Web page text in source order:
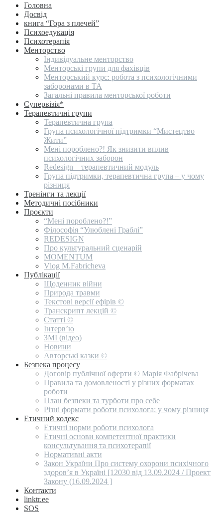
Головна
Досвід
книга “Гора з плечей”
Психоедукація
Психотерапія
Менторство
Індивідуальне менторство
Менторські групи для фахівців
Менторський курс: робота з психологічними
заборонами в ТА
Загальні правила менторської роботи
Супервізія*
Терапевтичні групи
Терапевтична група
Група психологічної підтримки “Мистецтво
Жити”
Мені пороблено?! Як знизити вплив
психологічних заборон
Redesign _ терапевтичний модуль
Група підтримки, терапевтична група – у чому
різниця
Тренінги та лекції
Методичні посібники
Проєкти
“Мені пороблено?!”
Філософія “Улюблені Граблі”
REDESIGN
Про культуральний сценарій
MOMENTUM
Vlog M.Fabricheva
Публікації
Щоденник війни
Природа травми
Текстові версії ефірів ©
Транскрипт лекцій ©
Статті ©
Інтерв’ю
ЗМІ (відео)
Новини
Авторські казки ©
Безпека процесу
Договір публічної оферти © Марія Фабрічева
Правила та домовленості у різних форматах
роботи
План безпеки та турботи про себе
Різні формати роботи психолога: у чому різниця
Етичний кодекс
Етичні норми роботи психолога
Етичні основи компетентної практики
консультування та психотерапії
Нормативні акти
Закон України Про систему охорони психічного
здоров’я в Україні [12030 від 13.09.2024 / Проект
Закону (16.09.2024 ]
Контакти
linktr.ee
SOS